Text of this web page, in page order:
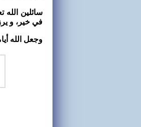
سائلين الله
في خير، و
وجعل الله